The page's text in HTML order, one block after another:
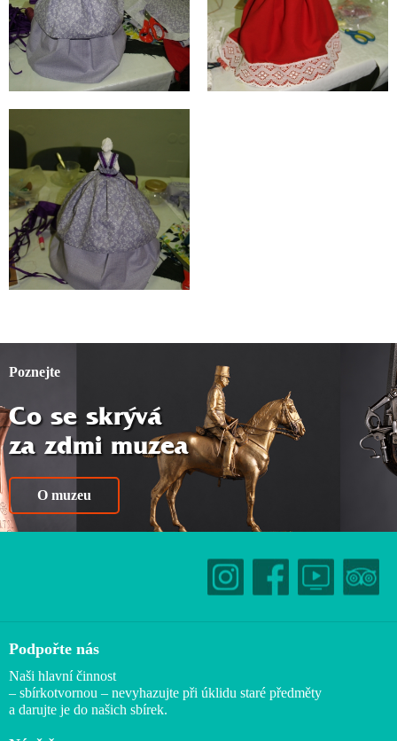
Poznejte
Co se skrývá
za zdmi muzea
O muzeu
Podpořte nás
Naši hlavní činnost
– sbírkotvornou – nevyhazujte při úklidu staré předměty
a darujte je do našich sbírek.